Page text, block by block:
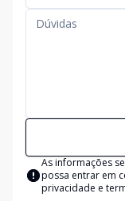
As informações
possa entrar em
privacidade e